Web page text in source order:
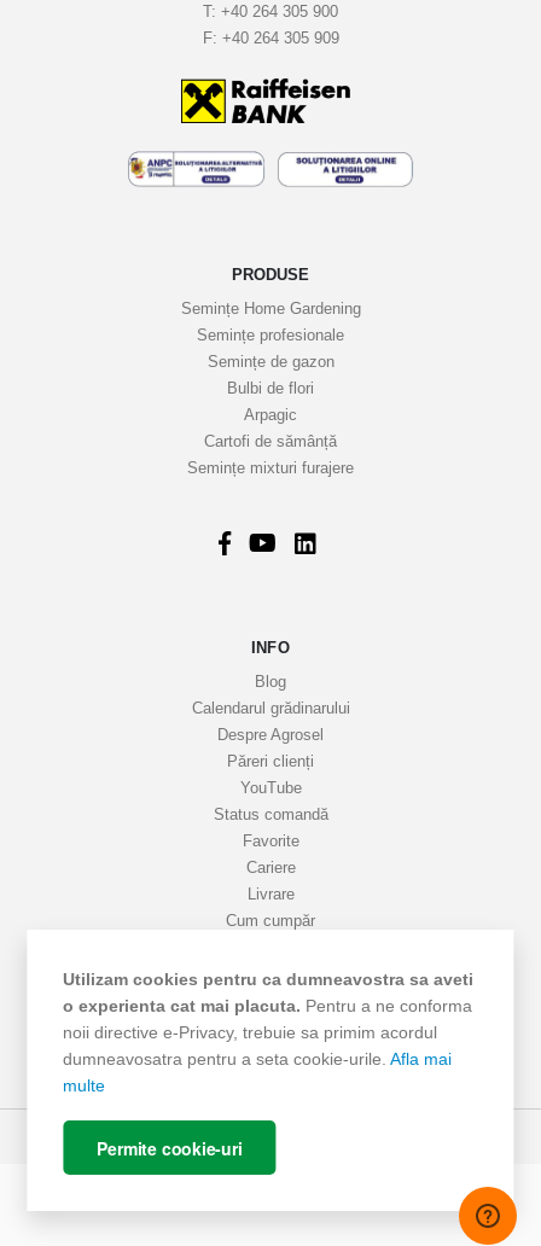
Utilizam cookies pentru ca dumneavostra sa aveti
o experienta cat mai placuta. Pentru a ne conforma
noii directive e-Privacy, trebuie sa primim acordul
dumneavosatra pentru a seta cookie-urile.Afla mai
multe
Permite cookie-uri
T: +40 264 305 900
F: +40 264 305 909
PRODUSE
Semințe Home Gardening
Semințe profesionale
Semințe de gazon
Bulbi de flori
Arpagic
Cartofi de sămânță
Semințe mixturi furajere
INFO
Blog
Calendarul grădinarului
Despre Agrosel
Păreri clienți
YouTube
Status comandă
Favorite
Cariere
Livrare
Cum cumpăr
Protecția datelor
ANPC - SAL
ANPC
SOL